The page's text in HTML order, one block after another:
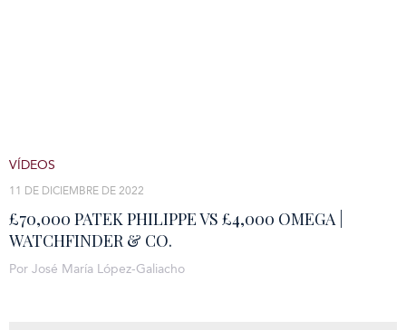
£70,000 PATEK PHILIPPE VS £4,000 OMEGA |
WATCHFINDER & CO.
11 DE DICIEMBRE DE 2022
VÍDEOS
Por José María López-Galiacho